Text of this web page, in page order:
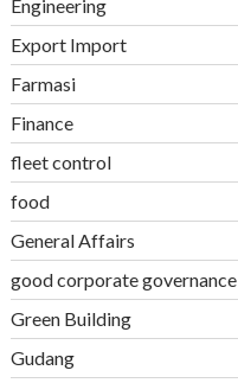
Engineering
Export Import
Farmasi
Finance
fleet control
food
General Affairs
good corporate governance
Green Building
Gudang